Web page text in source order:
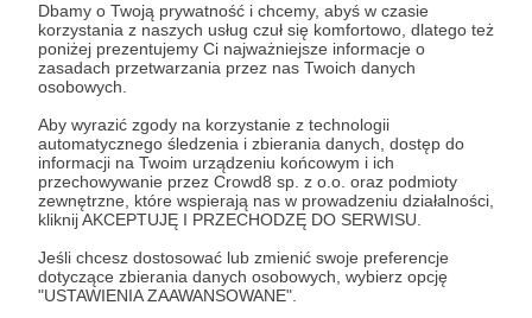
Dbamy o Twoją prywatność i chcemy, abyś w czasie
korzystania z naszych usług czuł się komfortowo, dlatego też
poniżej prezentujemy Ci najważniejsze informacje o
zasadach przetwarzania przez nas Twoich danych
osobowych.
Aby wyrazić zgody na korzystanie z technologii
automatycznego śledzenia i zbierania danych, dostęp do
informacji na Twoim urządzeniu końcowym i ich
przechowywanie przez Crowd8 sp. z o.o. oraz podmioty
zewnętrzne, które wspierają nas w prowadzeniu działalności,
kliknij AKCEPTUJĘ I PRZECHODZĘ DO SERWISU.
Jeśli chcesz dostosować lub zmienić swoje preferencje
dotyczące zbierania danych osobowych, wybierz opcję
"USTAWIENIA ZAAWANSOWANE".
Dołącz do grona Patronów!
Wesprzyj działalność Autora